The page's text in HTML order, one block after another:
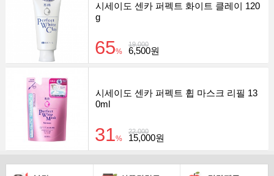
시세이도 센카 퍼펙트 화이트 클레이 120
g
19,000
65% 6,500원
시세이도 센카 퍼펙트 휩 마스크 리필 13
0ml
22,000
31% 15,000원